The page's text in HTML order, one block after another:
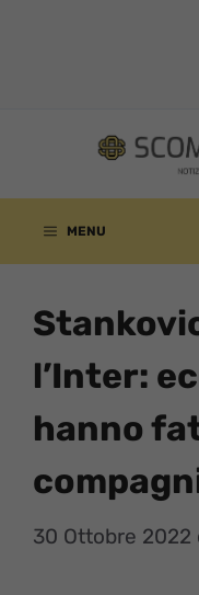
contenuto
MENU
l’Inter:
hanno
30 Ottobre 2022